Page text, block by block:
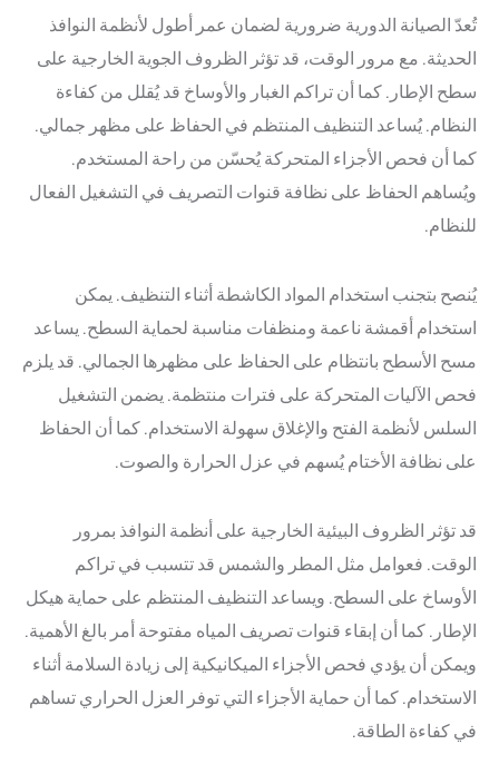
تُعدّ الصيانة الدورية ضرورية لضمان عمر أطول لأنظمة النوافذ
الحديثة. مع مرور الوقت، قد تؤثر الظروف الجوية الخارجية على
سطح الإطار. كما أن تراكم الغبار والأوساخ قد يُقلل من كفاءة
النظام. يُساعد التنظيف المنتظم في الحفاظ على مظهر جمالي.
كما أن فحص الأجزاء المتحركة يُحسّن من راحة المستخدم.
ويُساهم الحفاظ على نظافة قنوات التصريف في التشغيل الفعال
للنظام.
يُنصح بتجنب استخدام المواد الكاشطة أثناء التنظيف. يمكن
استخدام أقمشة ناعمة ومنظفات مناسبة لحماية السطح. يساعد
مسح الأسطح بانتظام على الحفاظ على مظهرها الجمالي. قد يلزم
فحص الآليات المتحركة على فترات منتظمة. يضمن التشغيل
السلس لأنظمة الفتح والإغلاق سهولة الاستخدام. كما أن الحفاظ
على نظافة الأختام يُسهم في عزل الحرارة والصوت.
قد تؤثر الظروف البيئية الخارجية على أنظمة النوافذ بمرور
الوقت. فعوامل مثل المطر والشمس قد تتسبب في تراكم
الأوساخ على السطح. ويساعد التنظيف المنتظم على حماية هيكل
الإطار. كما أن إبقاء قنوات تصريف المياه مفتوحة أمر بالغ الأهمية.
ويمكن أن يؤدي فحص الأجزاء الميكانيكية إلى زيادة السلامة أثناء
الاستخدام. كما أن حماية الأجزاء التي توفر العزل الحراري تساهم
في كفاءة الطاقة.